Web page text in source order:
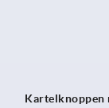
Kartelknoppen